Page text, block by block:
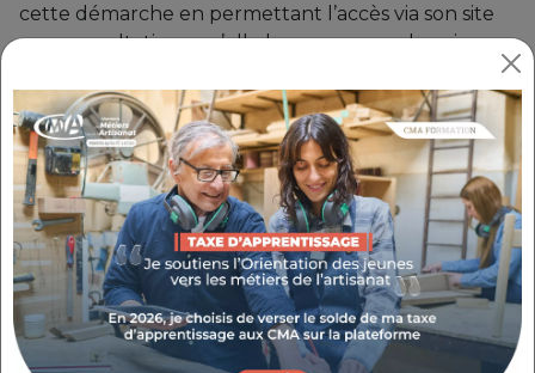
cette démarche en permettant l’accès via son site
aux consultations qu’elle lance pour ses besoins en
Toutes les consultations de la CMA Provence-Alpes-
Côte d'Azur sont accessibles surla plateforme
dédiée reseaucma.e-marchespublics.comqui
permet de :
Rechercher et consulter les avis d'appel
public à la concurrence.
Télécharger les Dossiers et Consultations